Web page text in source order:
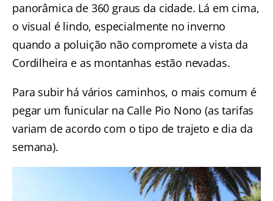
panorâmica de 360 graus da cidade. Lá em cima,
o visual é lindo, especialmente no inverno
quando a poluição não compromete a vista da
Cordilheira e as montanhas estão nevadas.
Para subir há vários caminhos, o mais comum é
pegar um funicular na Calle Pio Nono (as tarifas
variam de acordo com o tipo de trajeto e dia da
semana).